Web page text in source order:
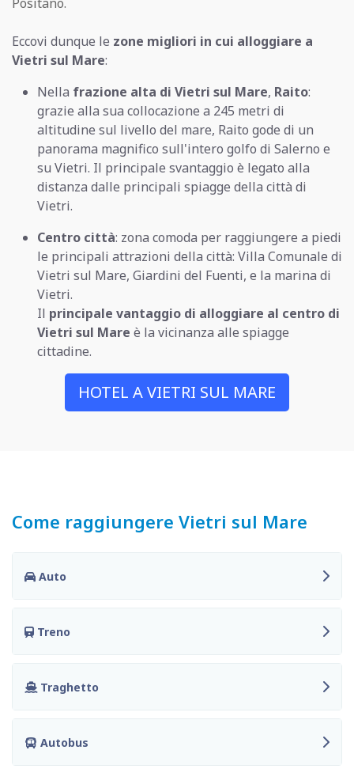
Eccovi dunque le zone migliori in cui alloggiare a
Vietri sul Mare:
Nella frazione alta di Vietri sul Mare, Raito:
grazie alla sua collocazione a 245 metri di
altitudine sul livello del mare, Raito gode di un
panorama magnifico sull'intero golfo di Salerno e
su Vietri. Il principale svantaggio è legato alla
distanza dalle principali spiagge della città di
Vietri.
Centro città: zona comoda per raggiungere a piedi
le principali attrazioni della città: Villa Comunale di
Vietri sul Mare, Giardini del Fuenti, e la marina di
Vietri.
Il principale vantaggio di alloggiare al centro di
Vietri sul Mare è la vicinanza alle spiagge
cittadine.
HOTEL A VIETRI SUL MARE
Come raggiungere Vietri sul Mare
Auto
Treno
Traghetto
Autobus